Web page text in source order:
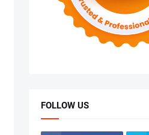
FOLLOW US